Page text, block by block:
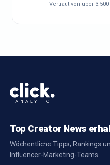
Vertraut von über
Top Creator News
Wöchentliche Tipps, Rankings
Influencer-Marketing-Teams.